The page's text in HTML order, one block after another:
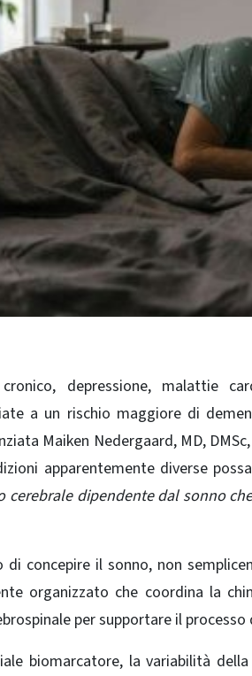
depressione, malattie
a un rischio maggiore di
Maiken Nedergaard, MD,
apparentemente diverse
cerebrale dipendente dal sonno
di concepire il sonno, non
organizzato che coordina la
per supportare il
biomarcatore, la variabilità